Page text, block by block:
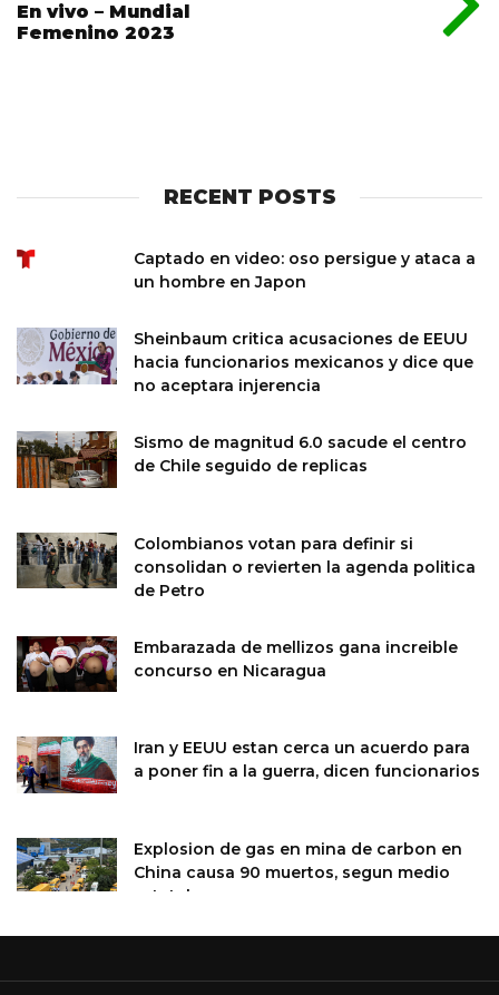
En vivo – Mundial
Femenino 2023
RECENT POSTS
Captado en video: oso persigue y ataca a
un hombre en Japon
Sheinbaum critica acusaciones de EEUU
hacia funcionarios mexicanos y dice que
no aceptara injerencia
Sismo de magnitud 6.0 sacude el centro
de Chile seguido de replicas
Colombianos votan para definir si
consolidan o revierten la agenda politica
de Petro
Embarazada de mellizos gana increible
concurso en Nicaragua
Iran y EEUU estan cerca un acuerdo para
a poner fin a la guerra, dicen funcionarios
Explosion de gas en mina de carbon en
China causa 90 muertos, segun medio
estatal